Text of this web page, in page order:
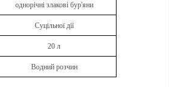
однорічні злакові бур'яни
Суцільної дії
20 л
Водний розчин